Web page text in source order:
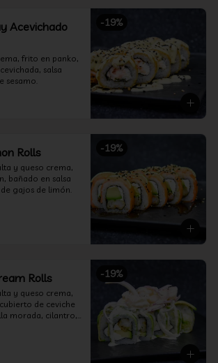
-19%
Acevichado
frito en panko,
salsa
sesamo.
-19%
Rolls
y queso crema,
bañado en salsa
gajos de limón.
-19%
Rolls
y queso crema,
de ceviche
morada, cilantro,